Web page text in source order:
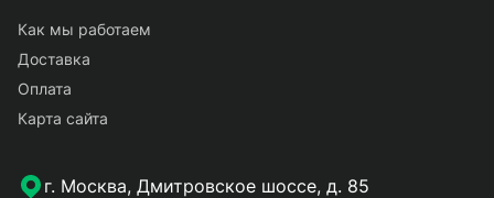
Как мы работаем
Доставка
Оплата
Карта сайта
г. Москва, Дмитровское шоссе, д. 85